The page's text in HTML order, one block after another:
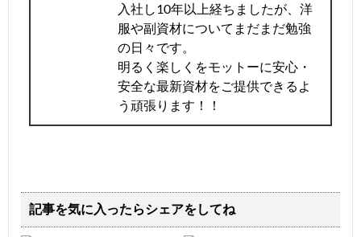
入社し10年以上経ちましたが、洋
服や副資材についてまだまだ勉強
の日々です。
明るく楽しくをモットーに安心・
安全な最新資材をご提供できるよ
う頑張ります！！
記事を気に入ったらシェアをしてね